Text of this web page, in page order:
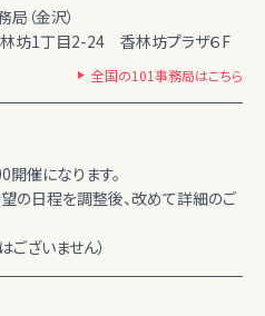
（金沢）
坊1丁目2-24 香林坊プラザ６F
全国の101事務局はこちら
催になります。
の日程を調整後、改めて詳細のご
ざいません）